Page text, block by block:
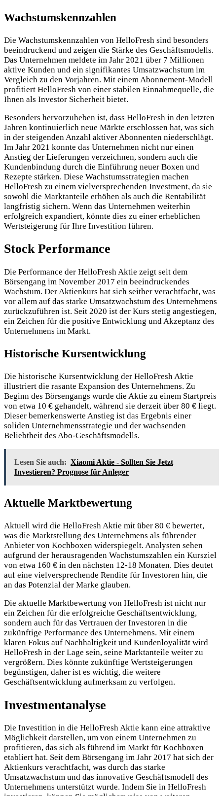
Wachstumskennzahlen
Die Wachstumskennzahlen von HelloFresh sind besonders
beeindruckend und zeigen die Stärke des Geschäftsmodells.
Das Unternehmen meldete im Jahr 2021 über 7 Millionen
aktive Kunden und ein signifikantes Umsatzwachstum im
Vergleich zu den Vorjahren. Mit einem Abonnement-Modell
profitiert HelloFresh von einer stabilen Einnahmequelle, die
Ihnen als Investor Sicherheit bietet.
Besonders hervorzuheben ist, dass HelloFresh in den letzten
Jahren kontinuierlich neue Märkte erschlossen hat, was sich
in der steigenden Anzahl aktiver Abonnenten niederschlägt.
Im Jahr 2021 konnte das Unternehmen nicht nur einen
Anstieg der Lieferungen verzeichnen, sondern auch die
Kundenbindung durch die Einführung neuer Boxen und
Rezepte stärken. Diese Wachstumsstrategien machen
HelloFresh zu einem vielversprechenden Investment, da sie
sowohl die Marktanteile erhöhen als auch die Rentabilität
langfristig sichern. Wenn das Unternehmen weiterhin
erfolgreich expandiert, könnte dies zu einer erheblichen
Wertsteigerung für Ihre Investition führen.
Stock Performance
Die Performance der HelloFresh Aktie zeigt seit dem
Börsengang im November 2017 ein beeindruckendes
Wachstum. Der Aktienkurs hat sich seither verachtfacht, was
vor allem auf das starke Umsatzwachstum des Unternehmens
zurückzuführen ist. Seit 2020 ist der Kurs stetig angestiegen,
ein Zeichen für die positive Entwicklung und Akzeptanz des
Unternehmens im Markt.
Historische Kursentwicklung
Die historische Kursentwicklung der HelloFresh Aktie
illustriert die rasante Expansion des Unternehmens. Zu
Beginn des Börsengangs wurde die Aktie zu einem Startpreis
von etwa 10 € gehandelt, während sie derzeit über 80 € liegt.
Dieser bemerkenswerte Anstieg ist das Ergebnis einer
soliden Unternehmensstrategie und der wachsenden
Beliebtheit des Abo-Geschäftsmodells.
Lesen Sie auch: Xiaomi Aktie - Sollten Sie Jetzt
Investieren? Prognose für Anleger
Aktuelle Marktbewertung
Aktuell wird die HelloFresh Aktie mit über 80 € bewertet,
was die Marktstellung des Unternehmens als führender
Anbieter von Kochboxen widerspiegelt. Analysten sehen
aufgrund der herausragenden Wachstumszahlen ein Kursziel
von etwa 160 € in den nächsten 12-18 Monaten. Dies deutet
auf eine vielversprechende Rendite für Investoren hin, die
an das Potenzial der Marke glauben.
Die aktuelle Marktbewertung von HelloFresh ist nicht nur
ein Zeichen für die erfolgreiche Geschäftsentwicklung,
sondern auch für das Vertrauen der Investoren in die
zukünftige Performance des Unternehmens. Mit einem
klaren Fokus auf Nachhaltigkeit und Kundenloyalität wird
HelloFresh in der Lage sein, seine Marktanteile weiter zu
vergrößern. Dies könnte zukünftige Wertsteigerungen
begünstigen, daher ist es wichtig, die weitere
Geschäftsentwicklung aufmerksam zu verfolgen.
Investmentanalyse
Die Investition in die HelloFresh Aktie kann eine attraktive
Möglichkeit darstellen, um von einem Unternehmen zu
profitieren, das sich als führend im Markt für Kochboxen
etabliert hat. Seit dem Börsengang im Jahr 2017 hat sich der
Aktienkurs verachtfacht, was durch das starke
Umsatzwachstum und das innovative Geschäftsmodell des
Unternehmens unterstützt wurde. Indem Sie in HelloFresh